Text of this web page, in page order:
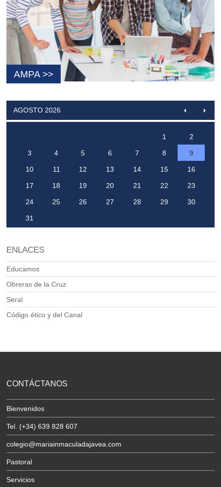
AMPA >>
AGOSTO 2026
1 2
3 4 5 6 7 8 9
10 11 12 13 14 15 16
17 18 19 20 21 22 23
24 25 26 27 28 29 30
31
ENLACES
Educamos
Obreras de la Cruz
Seral
Código ético y del Canal
CONTÁCTANOS
Bienvenidos
Tel. (+34) 639 828 607
colegio@mariainmaculadajavea.com
Pastoral
Servicios